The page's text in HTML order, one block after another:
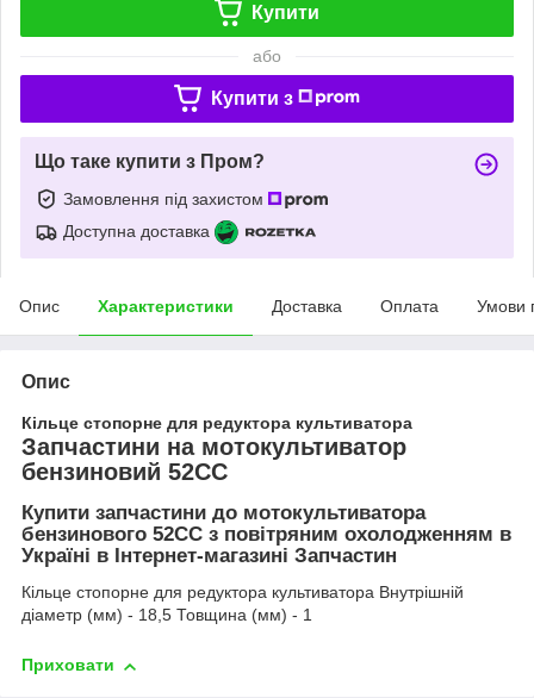
Купити
або
Купити з
Що таке купити з Пром?
Замовлення під захистом
Доступна доставка
Опис Характеристики Доставка Оплата Умови
Опис
Кільце стопорне для редуктора культиватора
Запчастини на мотокультиватор
бензиновий 52СС
Купити запчастини до мотокультиватора
бензинового 52СС з повітряним охолодженням в
Україні в Інтернет-магазині Запчастин
Кільце стопорне для редуктора культиватора Внутрішній
діаметр (мм) - 18,5 Товщина (мм) - 1
Приховати